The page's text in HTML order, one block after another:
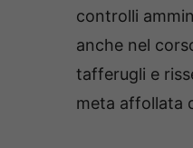
controlli
anche nel
tafferugli e
meta affollata